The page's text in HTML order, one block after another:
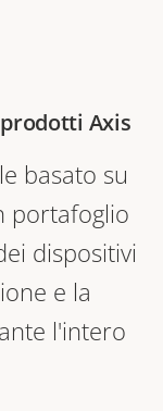
Axis
basato su
portafoglio
dispositivi
e la
l'intero